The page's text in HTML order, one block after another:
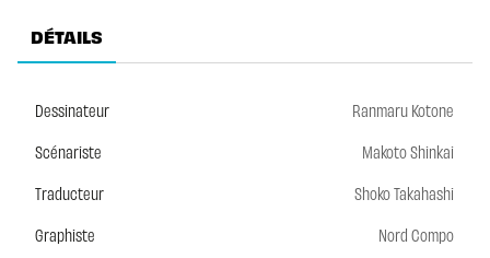
DÉTAILS
Dessinateur
Ranmaru Kotone
Scénariste
Makoto Shinkai
Traducteur
Shoko Takahashi
Graphiste
Nord Compo